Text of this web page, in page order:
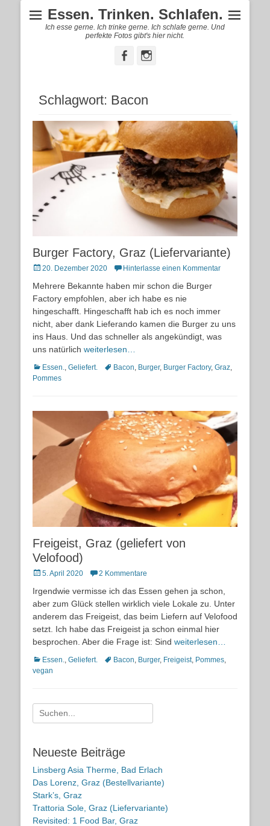
Essen. Trinken. Schlafen.
Ich esse gerne. Ich trinke gerne. Ich schlafe gerne. Und
perfekte Fotos gibt's hier nicht.
FacebookInstagram
Schlagwort: Bacon
Burger Factory, Graz (Liefervariante)
Posted20. Dezember 2020 Hinterlasse einen Kommentar
Mehrere Bekannte haben mir schon die Burger
Factory empfohlen, aber ich habe es nie
hingeschafft. Hingeschafft hab ich es noch immer
nicht, aber dank Lieferando kamen die Burger zu uns
ins Haus. Und das schneller als angekündigt, was
uns natürlich weiterlesen…
Kategorien
Essen., Geliefert. Schlagworte
Bacon, Burger, Burger Factory, Graz,
Pommes
Freigeist, Graz (geliefert von
Velofood)
Posted
5. April 2020 2 Kommentare
Irgendwie vermisse ich das Essen gehen ja schon,
aber zum Glück stellen wirklich viele Lokale zu. Unter
anderem das Freigeist, das beim Liefern auf Velofood
setzt. Ich habe das Freigeist ja schon einmal hier
besprochen. Aber die Frage ist: Sind weiterlesen…
Kategorien
Essen. Geliefert. Schlagworte
Bacon Burger, Freigeist, Pommes
vegan
Suche
nach:
Neueste Beiträge
Linsberg Asia Therme, Bad Erlach
Das Lorenz, Graz (Bestellvariante)
Stark’s, Graz
Trattoria Sole, Graz (Liefervariante)
Revisited: 1 Food Bar, Graz